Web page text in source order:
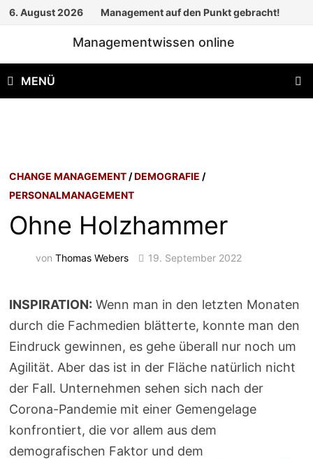
Zum
6. August 2026 Management auf den Punkt gebracht!
Managementwissen online
MENÜ
CHANGE MANAGEMENT /DEMOGRAFIE /
PERSONALMANAGEMENT
Ohne Holzhammer
vonThomas Webers 19. September 2022
INSPIRATION: Wenn man in den letzten Monaten
durch die Fachmedien blätterte, konnte man den
Eindruck gewinnen, es gehe überall nur noch um
Agilität. Aber das ist in der Fläche natürlich nicht
der Fall. Unternehmen sehen sich nach der
Corona-Pandemie mit einer Gemengelage
konfrontiert, die vor allem aus dem
demografischen Faktor und dem